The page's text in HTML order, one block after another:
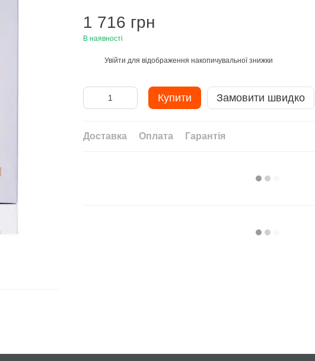
1 716 грн
В наявності
Увійти для відображення накопичувальної знижки
Купити Замовити швидко
Доставка Оплата Гарантія